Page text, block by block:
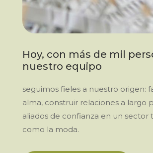
Hoy, con más de mil
nuestro equipo
seguimos fieles a nuestro origen:
alma, construir relaciones a largo
aliados de confianza en un sector
como la moda.